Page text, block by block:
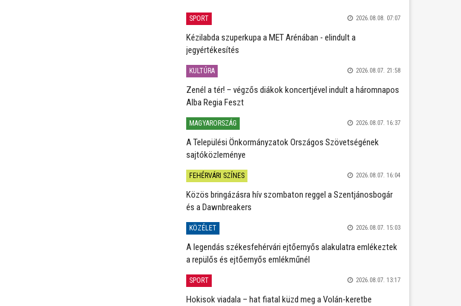
SPORT 2026.08.08. 07:07
Kézilabda szuperkupa a MET Arénában - elindult a
jegyértékesítés
KULTÚRA 2026.08.07. 21:58
Zenél a tér! – végzős diákok koncertjével indult a háromnapos
Alba Regia Feszt
MAGYARORSZÁG 2026.08.07. 16:37
A Települési Önkormányzatok Országos Szövetségének
sajtóközleménye
FEHÉRVÁRI SZÍNES 2026.08.07. 16:04
Közös bringázásra hív szombaton reggel a Szentjánosbogár
és a Dawnbreakers
KÖZÉLET 2026.08.07. 15:03
A legendás székesfehérvári ejtőernyős alakulatra emlékeztek
a repülős és ejtőernyős emlékműnél
SPORT 2026.08.07. 13:17
Hokisok viadala – hat fiatal küzd meg a Volán-keretbe